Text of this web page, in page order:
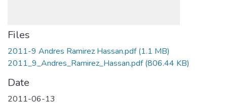
Files
2011-9 Andres Ramirez Hassan.pdf(1.1 MB)
2011_9_Andres_Ramirez_Hassan.pdf(806.44 KB)
Date
2011-06-13